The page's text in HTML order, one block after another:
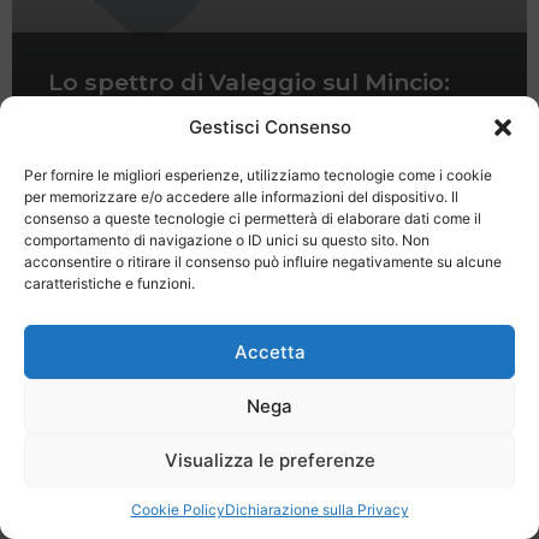
Gestisci Consenso
Per fornire le migliori esperienze, utilizziamo tecnologie come i cookie
per memorizzare e/o accedere alle informazioni del dispositivo. Il
consenso a queste tecnologie ci permetterà di elaborare dati come il
comportamento di navigazione o ID unici su questo sito. Non
acconsentire o ritirare il consenso può influire negativamente su alcune
caratteristiche e funzioni.
Accetta
Nega
Visualizza le preferenze
Cookie PolicyDichiarazione sulla Privacy
Lo spettro di Valeggio sul Mincio:
Last Minute
Registrati Contatti
SPECIALE LAST MINUTE - SH WEB